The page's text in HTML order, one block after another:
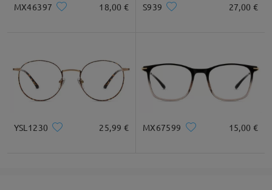
MX46397 18,00 € S939 27,00 €
YSL1230 25,99 € MX67599 15,00 €